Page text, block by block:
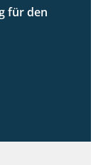
2:22
für den